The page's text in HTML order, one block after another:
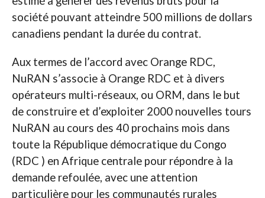
société pouvant atteindre 500 millions de dollars
canadiens pendant la durée du contrat.
Aux termes de l’accord avec Orange RDC,
NuRAN s’associe à Orange RDC et à divers
opérateurs multi-réseaux, ou ORM, dans le but
de construire et d’exploiter 2000 nouvelles tours
NuRAN au cours des 40 prochains mois dans
toute la République démocratique du Congo
(RDC ) en Afrique centrale pour répondre à la
demande refoulée, avec une attention
particulière pour les communautés rurales